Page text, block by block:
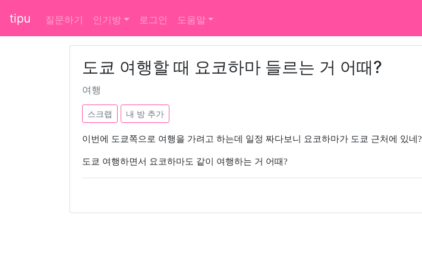
tipu 질문하기 인기방 로그인 도움말
도쿄 여행할 때 요코하마 들르는 거 어때?
여행
스크랩 내 방 추가
이번에 도쿄쪽으로 여행을 가려고 하는데 일정 짜다보니 요코하마가 도쿄 근처에 있네?
도쿄 여행하면서 요코하마도 같이 여행하는 거 어때?